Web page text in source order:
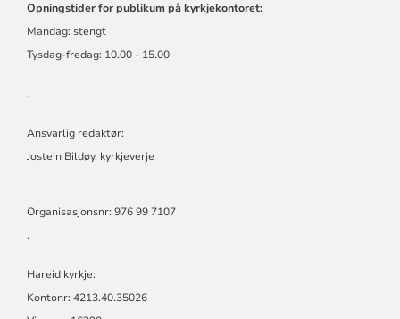
Opningstider for publikum på kyrkjekontoret:
Mandag: stengt
Tysdag-fredag: 10.00 - 15.00
.
Ansvarlig redaktør:
Jostein Bildøy, kyrkjeverje
Organisasjonsnr: 976 99 7107
.
Hareid kyrkje:
Kontonr: 4213.40.35026